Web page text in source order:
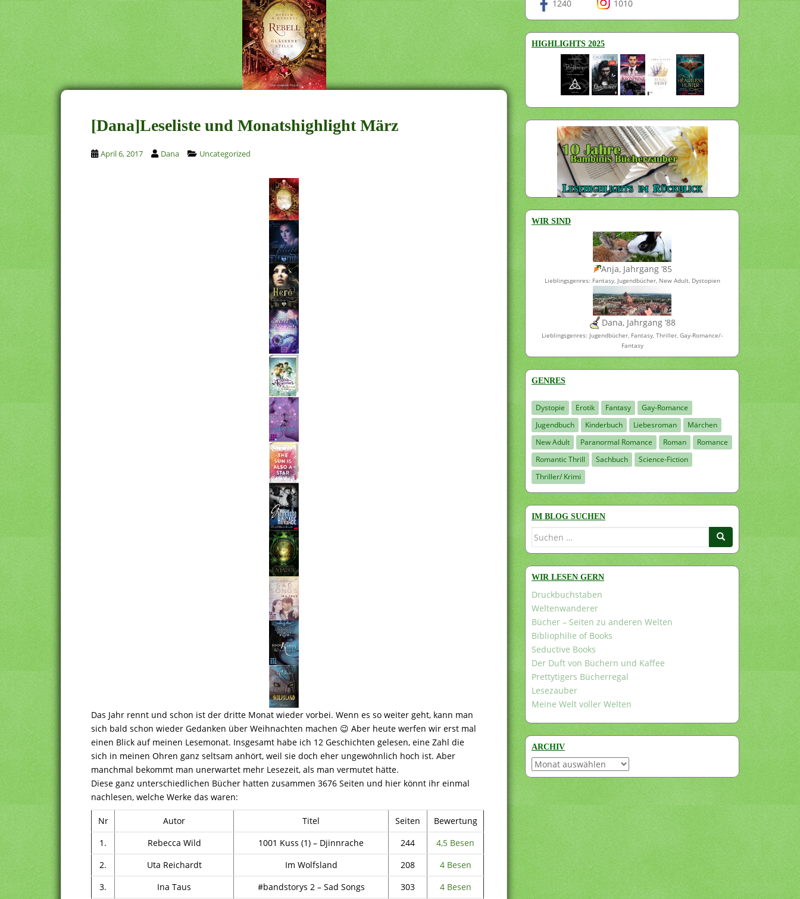
[Dana]Leseliste und Monatshighlight März
April 6, 2017 Dana Uncategorized
Das Jahr rennt und schon ist der dritte Monat wieder vorbei. Wenn es so weiter geht, kann man
sich bald schon wieder Gedanken über Weihnachten machen 😉 Aber heute werfen wir erst mal
einen Blick auf meinen Lesemonat. Insgesamt habe ich 12 Geschichten gelesen, eine Zahl die
sich in meinen Ohren ganz seltsam anhört, weil sie doch eher ungewöhnlich hoch ist. Aber
manchmal bekommt man unerwartet mehr Lesezeit, als man vermutet hätte.
Diese ganz unterschiedlichen Bücher hatten zusammen 3676 Seiten und hier könnt ihr einmal
nachlesen, welche Werke das waren:
Nr Autor Titel Seiten
Bewertung
1.
Rebecca Wild 1001 Kuss (1) – Djinnrache 244
4,5 Besen
2.
Uta Reichardt Im Wolfsland 208
4 Besen
3.
Ina Taus #bandstorys 2 – Sad Songs 303
4 Besen
1240 1010
HIGHLIGHTS 2025
WIR SIND
Anja, Jahrgang ’85
Lieblingsgenres: Fantasy, Jugendbücher, New Adult, Dystopien
Dana, Jahrgang ’88
Lieblingsgenres: Jugendbücher, Fantasy, Thriller, Gay-Romance/-
Fantasy
GENRES
Dystopie Erotik Fantasy
Gay-Romance
Jugendbuch
Kinderbuch Liebesroman
Märchen
New Adult
Paranormal Romance Roman
Romance
Romantic Thrill
Sachbuch
Science-Fiction
Thriller/ Krimi
IM BLOG SUCHEN
Suchen
WIR LESEN GERN
Druckbuchstaben
Weltenwanderer
Bücher – Seiten zu anderen Welten
Bibliophilie of Books
Seductive Books
Der Duft von Büchern und Kaffee
Prettytigers Bücherregal
Lesezauber
Meine Welt voller Welten
ARCHIV
Archiv